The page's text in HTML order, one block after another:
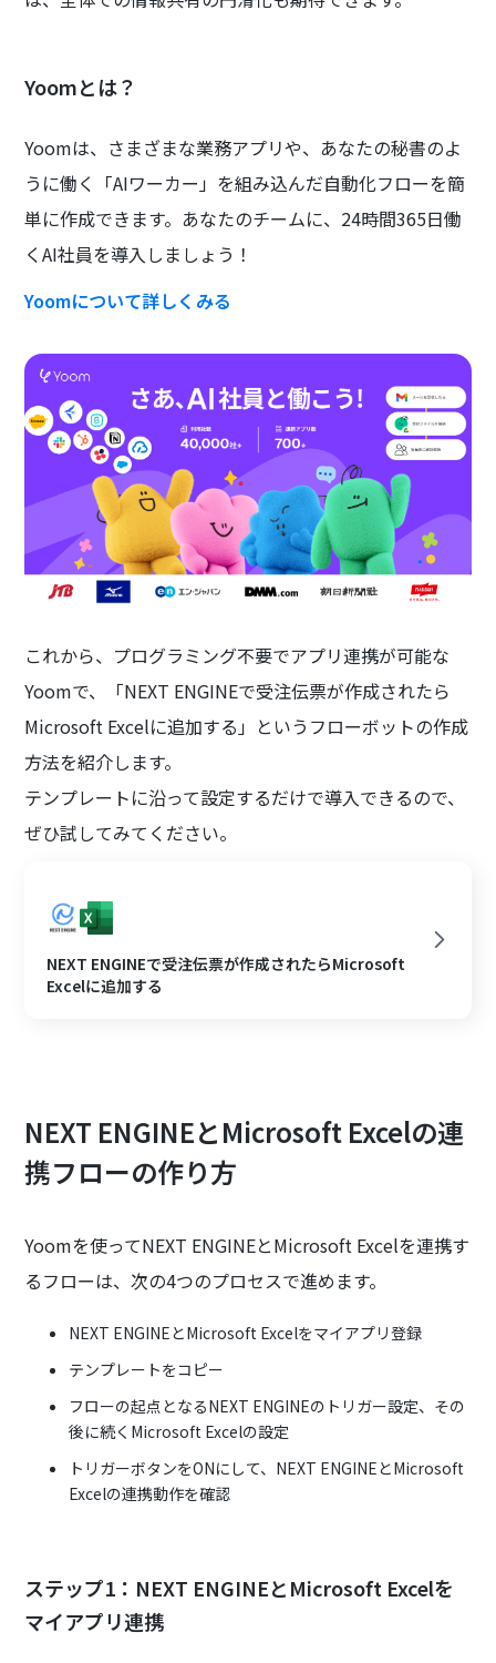
Yoomとは？
Yoomは、さまざまな業務アプリや、あなたの秘書のよ
うに働く「AIワーカー」を組み込んだ自動化フローを簡
単に作成できます。あなたのチームに、24時間365日働
くAI社員を導入しましょう！
Yoomについて詳しくみる
これから、プログラミング不要でアプリ連携が可能な
Yoomで、「NEXT ENGINEで受注伝票が作成されたら
Microsoft Excelに追加する」というフローボットの作成
方法を紹介します。
テンプレートに沿って設定するだけで導入できるので、
ぜひ試してみてください。
NEXT ENGINEで受注伝票が作成されたらMicrosoft
Excelに追加する
NEXT ENGINEとMicrosoft Excelの連
携フローの作り方
Yoomを使ってNEXT ENGINEとMicrosoft Excelを連携す
るフローは、次の4つのプロセスで進めます。
NEXT ENGINEとMicrosoft Excelをマイアプリ登録
テンプレートをコピー
フローの起点となるNEXT ENGINEのトリガー設定、その
後に続くMicrosoft Excelの設定
トリガーボタンをONにして、NEXT ENGINEとMicrosoft
Excelの連携動作を確認
ステップ1：NEXT ENGINEとMicrosoft Excelを
マイアプリ連携